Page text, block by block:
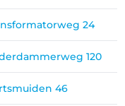
24
120
46